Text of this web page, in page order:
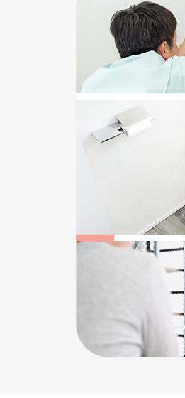
2025/12/22
給湯器の追い焚き配